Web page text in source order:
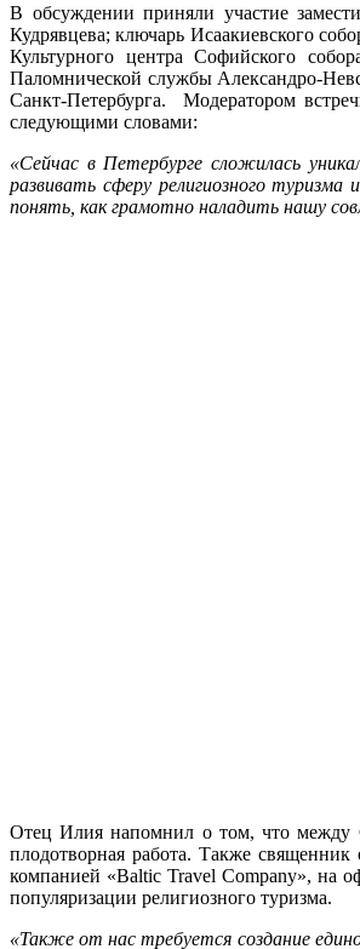
В обсуждении приняли участие
Кудрявцева; ключарь Исаакиевского
Культурного центра Софийского
Паломнической службы Александро-
Санкт-Петербурга. Модератором
следующими словами:
«Сейчас в Петербурге сложилась
развивать сферу религиозного
понять, как грамотно наладить нашу
Отец Илия напомнил о том, что между
плодотворная работа. Также
компанией «Baltic Travel Company», на
популяризации религиозного туризма.
«Также от настребуется создание